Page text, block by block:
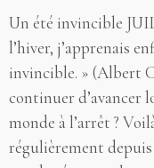
Un été invincible
l’hiver, j’apprenais
invincible. » (Albert
continuer d’avancer
monde à l’arrêt ?
régulièrement depuis